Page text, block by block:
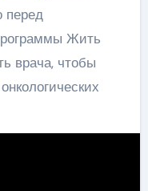
перед
Жить
врача, чтобы